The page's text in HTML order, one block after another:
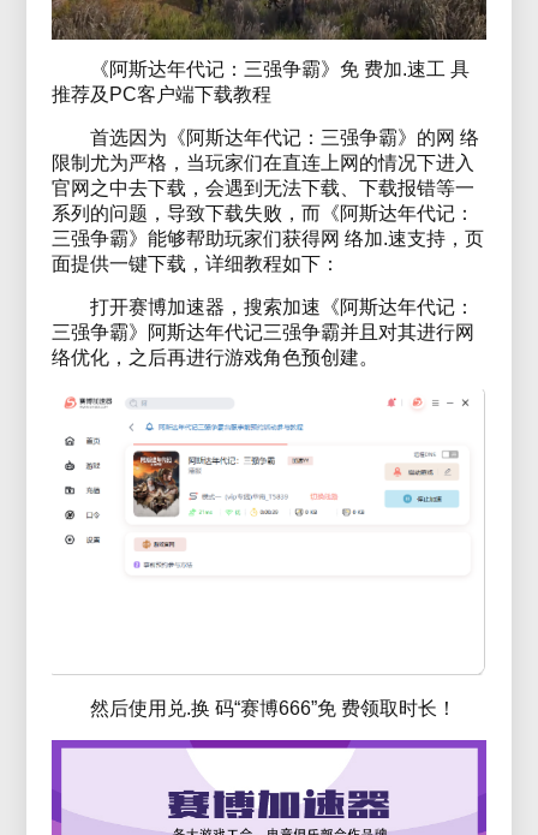
《阿斯达年代记：三强争霸》免 费加.速工 具
推荐及PC客户端下载教程
首选因为《阿斯达年代记：三强争霸》的网 络
限制尤为严格，当玩家们在直连上网的情况下进入
官网之中去下载，会遇到无法下载、下载报错等一
系列的问题，导致下载失败，而《阿斯达年代记：
三强争霸》能够帮助玩家们获得网 络加.速支持，页
面提供一键下载，详细教程如下：
打开赛博加速器，搜索加速《阿斯达年代记：
三强争霸》阿斯达年代记三强争霸并且对其进行网
络优化，之后再进行游戏角色预创建。
然后使用兑.换 码“赛博666”免 费领取时长！